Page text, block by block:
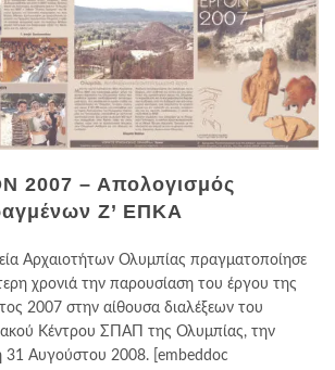
2007 – Απολογισμός
Ζ’ ΕΠΚΑ
Αρχαιοτήτων Ολυμπίας πραγματοποίησε
χρονιά την παρουσίαση του έργου της
2007 στην αίθουσα διαλέξεων του
Κέντρου ΣΠΑΠ της Ολυμπίας, την
31 Αυγούστου 2008. [embeddoc